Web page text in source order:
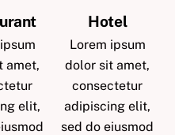
amet,
elit,
Hotel
Lorem ipsum
dolor sit amet,
consectetur
adipiscing elit,
sed do eiusmod